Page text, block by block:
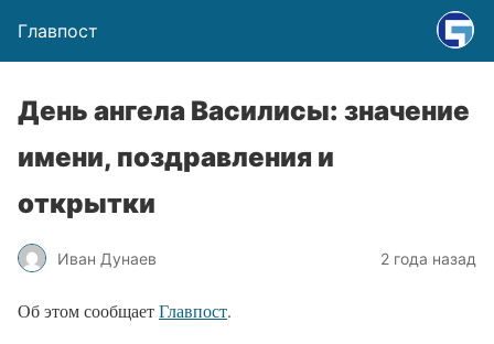
Главпост
День ангела Василисы: значение
имени, поздравления и
открытки
Иван Дунаев 2 года назад
Об этом сообщаетГлавпост.